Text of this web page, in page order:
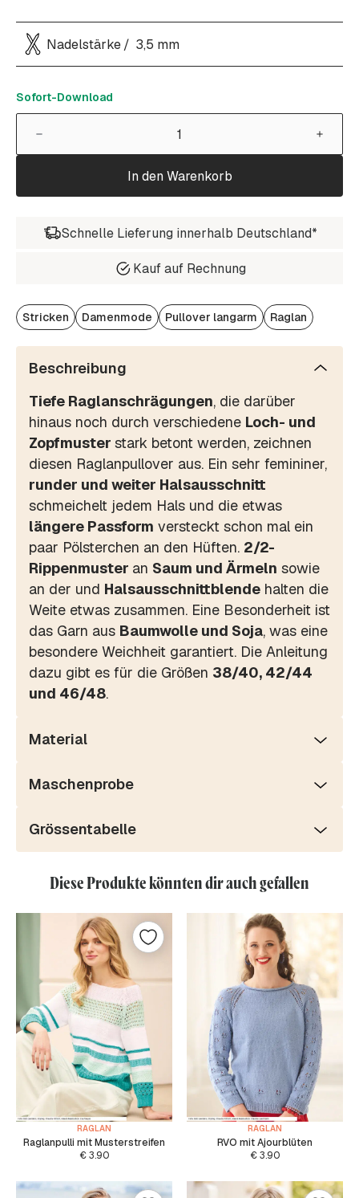
Nadelstärke 3,5 mm
Sofort-Download
In den Warenkorb
Schnelle Lieferung innerhalb Deutschland*
Kauf auf Rechnung
Stricken Damenmode Pullover langarm Raglan
Beschreibung
Tiefe Raglanschrägungen, die darüber
hinaus noch durch verschiedene Loch- und
Zopfmuster stark betont werden, zeichnen
diesen Raglanpullover aus. Ein sehr femininer,
runder und weiter Halsausschnitt
schmeichelt jedem Hals und die etwas
längere Passform versteckt schon mal ein
paar Pölsterchen an den Hüften. 2/2-
Rippenmuster an Saum und Ärmeln sowie
an der und Halsausschnittblende halten die
Weite etwas zusammen. Eine Besonderheit ist
das Garn aus Baumwolle und Soja, was eine
besondere Weichheit garantiert. Die Anleitung
dazu gibt es für die Größen 38/40, 42/44
und 46/48.
Material
Maschenprobe
Grössentabelle
Diese Produkte könnten dir auch gefallen
RAGLAN
Raglanpulli mit Musterstreifen
€3.90
RAGLAN
RVO mit Ajourblüten
€3.90